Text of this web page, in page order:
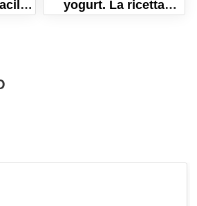
yogurt. La ricetta
semplice per un dolce